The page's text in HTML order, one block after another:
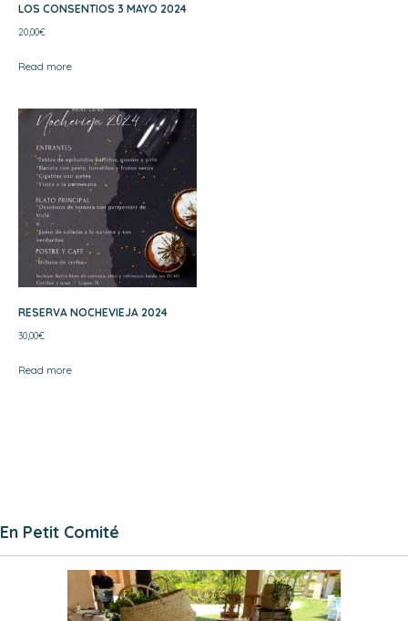
LOS CONSENTIOS 3 MAYO 2024
20,00€
Read more
RESERVA NOCHEVIEJA 2024
30,00€
Read more
En Petit Comité